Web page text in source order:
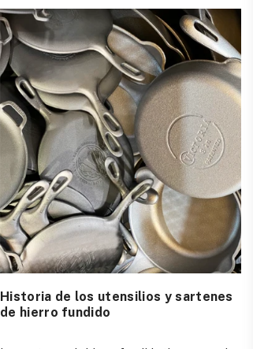
Historia de los utensilios y sartenes
de hierro fundido